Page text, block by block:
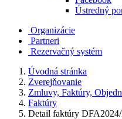
Ústredný
Organizácie
Partneri
Rezervačný systém
Úvodná stránka
Zverejňovanie
Zmluvy, Faktúry,
Faktúry
Detail faktúry